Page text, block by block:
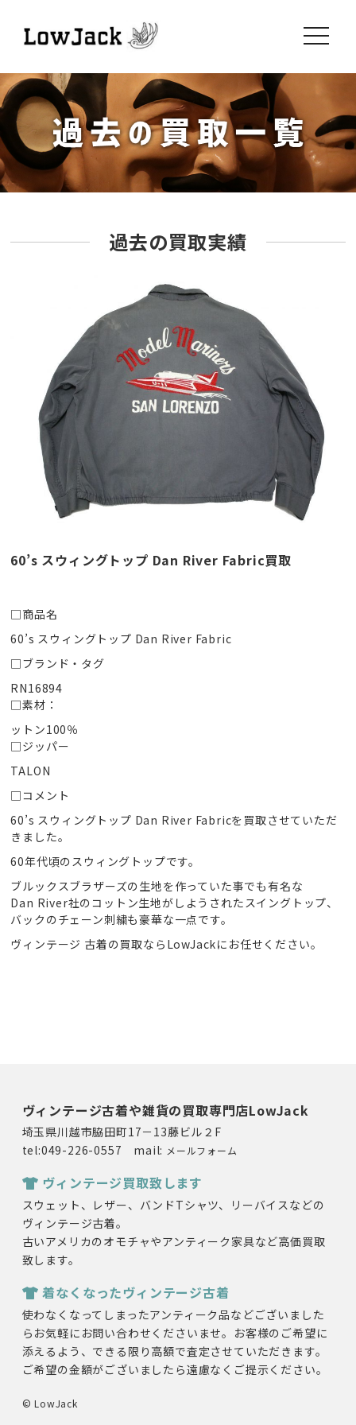
toggle
過去の買取実績
60’s スウィングトップ Dan River Fabric買取
□商品名
60’s スウィングトップ Dan River Fabric
□ブランド・タグ
RN16894
□素材：
ットン100％
□ジッパー
TALON
□コメント
60’s スウィングトップ Dan River Fabricを買取させていただ
きました。
60年代頃のスウィングトップです。
ブルックスブラザーズの生地を作っていた事でも有名な
Dan River社のコットン生地がしようされたスイングトップ、
バックのチェーン刺繍も豪華な一点です。
ヴィンテージ 古着の買取ならLowJackにお任せください。
ヴィンテージ古着や雑貨の買取専門店LowJack
埼玉県川越市脇田町17－13藤ビル２F
tel:049-226-0557 mail: メールフォーム
ヴィンテージ買取致します
スウェット、レザー、バンドTシャツ、リーバイスなどの
ヴィンテージ古着。
古いアメリカのオモチャやアンティーク家具など高価買取
致します。
着なくなったヴィンテージ古着
使わなくなってしまったアンティーク品などございました
らお気軽にお問い合わせくださいませ。お客様のご希望に
添えるよう、できる限り高額で査定させていただきます。
ご希望の金額がございましたら遠慮なくご提示ください。
© LowJack